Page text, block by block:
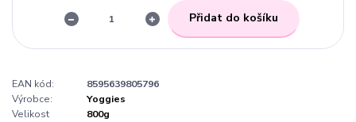
Přidat do košíku
EAN kód:
8595639805796
Výrobce:
Yoggies
Velikost
800g